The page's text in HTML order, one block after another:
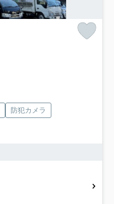
防犯カメラ